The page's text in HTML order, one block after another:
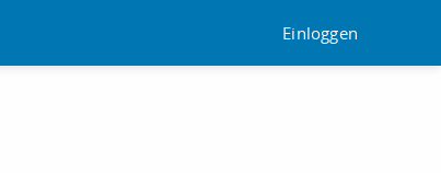
Einloggen